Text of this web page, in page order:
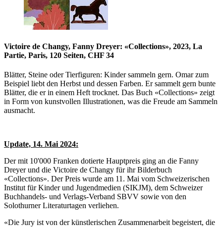
Victoire de Changy, Fanny Dreyer: «Collections», 2023, La
Partie, Paris, 120 Seiten, CHF 34
Blätter, Steine oder Tierfiguren: Kinder sammeln gern. Omar zum
Beispiel liebt den Herbst und dessen Farben. Er sammelt gern bunte
Blätter, die er in einem Heft trocknet. Das Buch «Collections» zeigt
in Form von kunstvollen Illustrationen, was die Freude am Sammeln
ausmacht.
Update, 14. Mai 2024:
Der mit 10'000 Franken dotierte Hauptpreis ging an die Fanny
Dreyer und die Victoire de Changy für ihr Bilderbuch
«Collections». Der Preis wurde am 11. Mai vom Schweizerischen
Institut für Kinder und Jugendmedien (SIKJM), dem Schweizer
Buchhandels- und Verlags-Verband SBVV sowie von den
Solothurner Literaturtagen verliehen.
«Die Jury ist von der künstlerischen Zusammenarbeit begeistert, die